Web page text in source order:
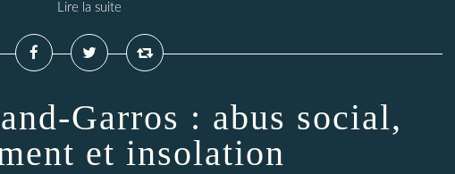
Lire la suite
Garros : abus social,
et insolation